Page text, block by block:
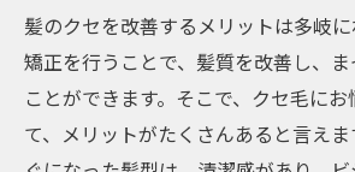
髪のクセを改善するメリットは多岐
矯正を行うことで、髪質を改善し、
ことができます。そこで、クセ毛に
て、メリットがたくさんあると言え